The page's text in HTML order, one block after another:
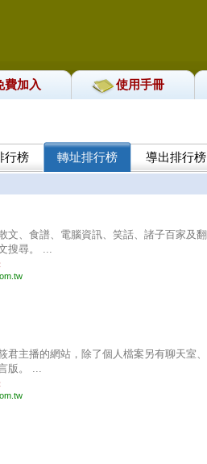
費加入 使用手冊
行榜 轉址排行榜 導出排行榜
文、食譜、電腦資訊、笑話、諸子百家及翻
搜尋。 ...
君主播的網站，除了個人檔案另有聊天室、
版。 ...